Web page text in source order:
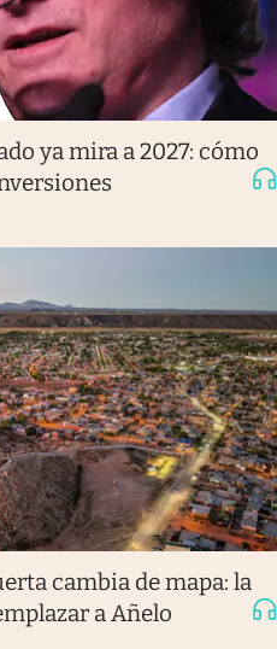
ya mira a 2027: cómo
cambia de mapa: la
a Añelo